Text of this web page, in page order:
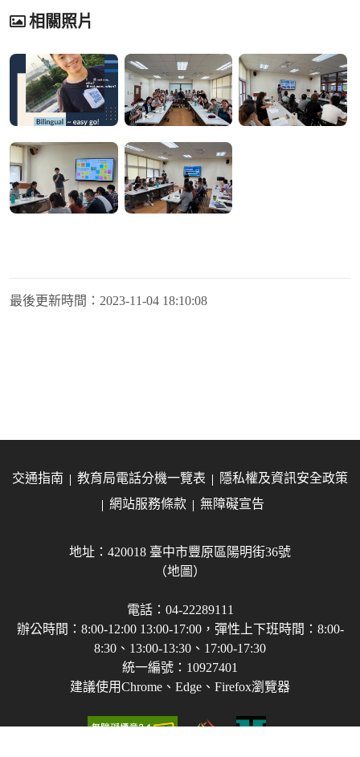
相關照片
最後更新時間： 2023-11-04 18:10:08
交通指南 教育局電話分機一覽表
隱私權及資訊安全政策
網站服務條款
無障礙宣告
地址：420018 臺中市豐原區陽明街36號
（地圖）
電話：04-22289111
辦公時間：8:00-12:00 13:00-17:00，彈性上下班時間：8:00-
8:30、13:00-13:30、17:00-17:30
統一編號：10927401
建議使用Chrome、Edge、Firefox瀏覽器